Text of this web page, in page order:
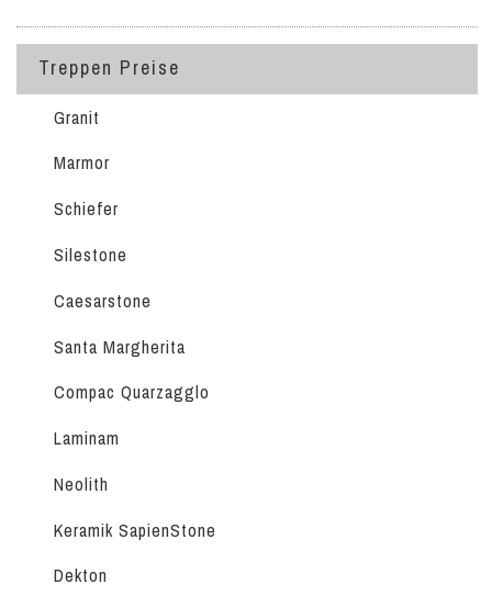
Treppen Preise
Granit
Marmor
Schiefer
Silestone
Caesarstone
Santa Margherita
Compac Quarzagglo
Laminam
Neolith
Keramik SapienStone
Dekton